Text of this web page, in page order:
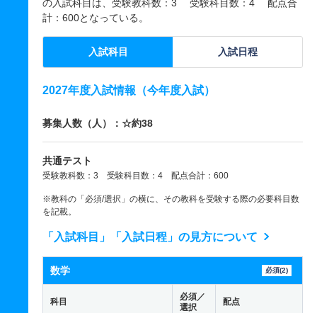
の入試科目は、受験教科数：3 受験科目数：4 配点合
計：600となっている。
入試科目 入試日程
2027年度入試情報（今年度入試）
募集人数（人）：☆約38
共通テスト
受験教科数：3 受験科目数：4 配点合計：600
※教科の「必須/選択」の横に、その教科を受験する際の必要科目数
を記載。
「入試科目」「入試日程」の見方について
数学 必須(2)
科目
必須／
選択
配点